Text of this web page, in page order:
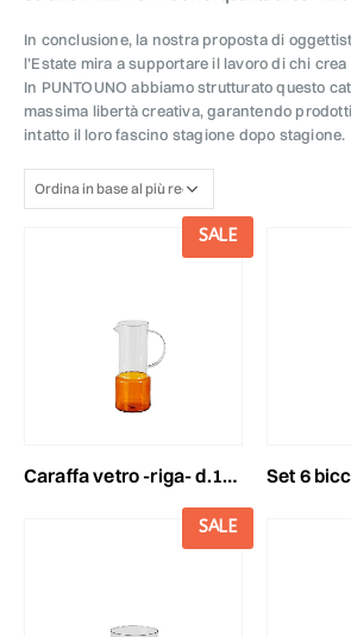
In conclusione, la nostra proposta di
l’Estate mira a supportare il lavoro di chi
In PUNTOUNO abbiamo strutturato questo
massima libertà creativa, garantendo
intatto il loro fascino stagione dopo stagione.
SALE
caraffa vetro -riga- d.10,5 h.25 cm trasparente/arancio set 6 bicchieri vetro -
SALE